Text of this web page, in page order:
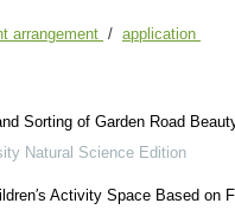
arrangement / application
Sorting of Garden Road
Natural Science Edition
Activity Space Based on